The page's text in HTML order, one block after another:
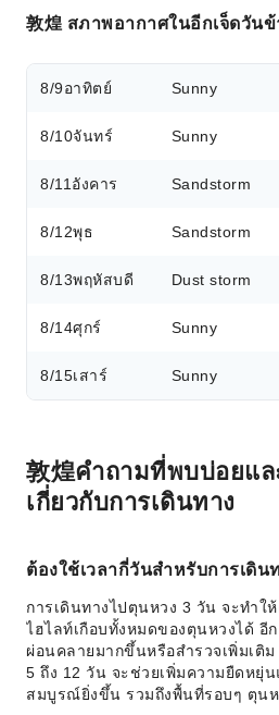
敦煌 สภาพอากาศในอีกเจ็ดวัน
8/9อาทิตย์ Sunny
8/10จันทร์ Sunny
8/11 อังคาร Sandstorm
8/12พุธ Sandstorm
8/13พฤหัสบดี Dust storm
8/14ศุกร์ Sunny
8/15เสาร์ Sunny
敦煌คำถามที่พบบ่อยแ
เกี่ยวกับการเดินทาง
ต้องใช้เวลากี่วันสำหรับการเดิน
การเดินทางไปตุนหวง 3 วัน จะทำใ
ไฮไลท์เกือบทั้งหมดของตุนหวงได้ อี
ผ่อนคลายมากขึ้นหรือสำรวจเพิ่มเติ
5 ถึง 12 วัน จะช่วยเพิ่มความยืดหยุ่
สมบูรณ์ยิ่งขึ้น รวมถึงพื้นที่รอบๆ ตุนห